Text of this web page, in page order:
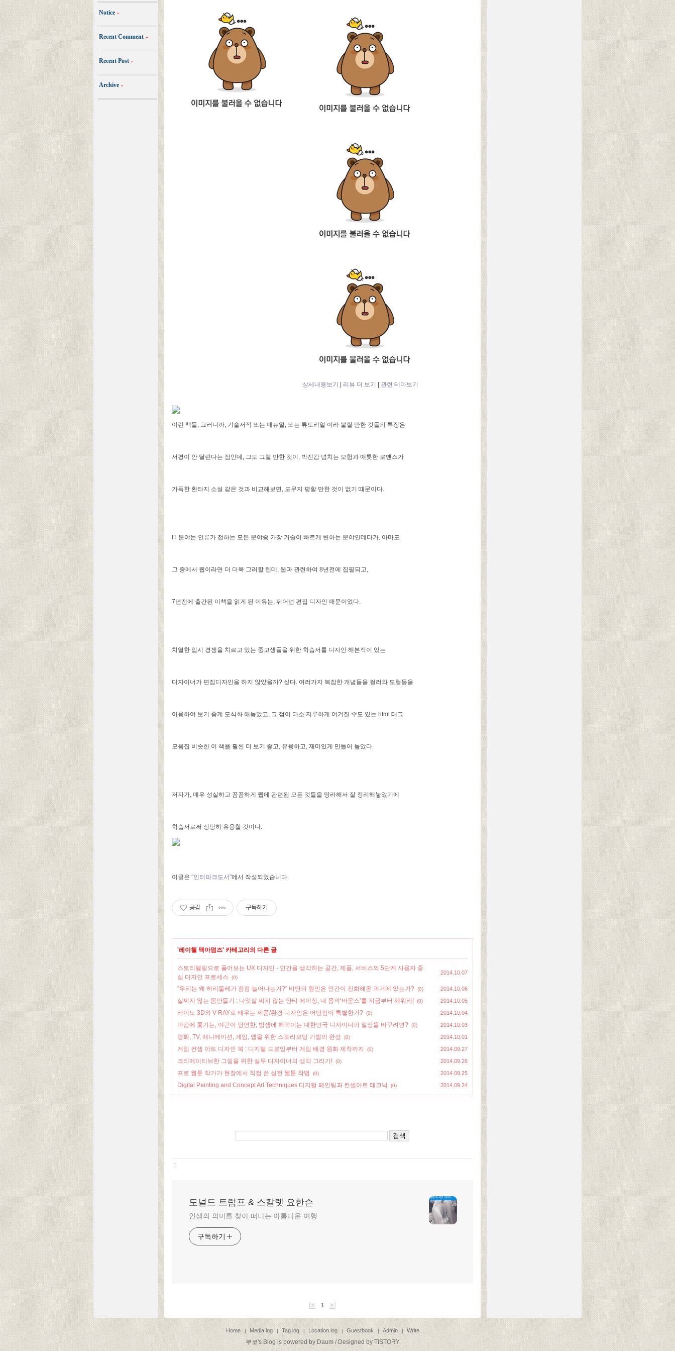
Notice »
Recent Comment »
Recent Post »
Archive »
상세내용보기 리뷰 더 보기 관련 테마보기
이런 책들, 그러니까, 기술서적 또는 매뉴얼, 또는 튜토리얼 이라 불릴 만한 것들의 특징은
서평이 안 달린다는 점인데, 그도 그럴 만한 것이, 박진감 넘치는 모험과 애틋한 로맨스가
가득한 환타지 소설 같은 것과 비교해보면, 도무지 평할 만한 것이 없기 때문이다.
IT 분야는 인류가 접하는 모든 분야중 가장 기술이 빠르게 변하는 분야인데다가, 아마도
그 중에서 웹이라면 더 더욱 그러할 텐데, 웹과 관련하여 8년전에 집필되고,
7년전에 출간된 이책을 읽게 된 이유는, 뛰어넌 편집 디자인 때문이었다.
치열한 입시 경쟁을 치르고 있는 중고생들을 위한 학습서를 디자인 해본적이 있는
디자이너가 편집디자인을 하지 않았을까? 싶다. 여러가지 복잡한 개념들을 컬러와 도형등을
이용하여 보기 좋게 도식화 해놓았고, 그 점이 다소 지루하게 여겨질 수도 있는 html 태그
모음집 비슷한 이 책을 훨씬 더 보기 좋고, 유용하고, 재미있게 만들어 놓았다.
저자가, 매우 성실하고 꼼꼼하게 웹에 관련된 모든 것들을 망라해서 잘 정리해놓았기에
학습서로써 상당히 유용할 것이다.
이글은 "인터파크도서"에서 작성되었습니다.
공감 구독하기
'레이첼 맥아덤즈' 카테고리의 다른 글
스토리텔링으로 풀어보는 UX 디자인 - 인간을 생각하는 공간, 제품, 서비스의 5단계 사용자 중
심 디자인 프로세스
(0)
2014.10.07
"우리는 왜 허리둘레가 점점 늘어나는가?" 비만의 원인은 인간이 진화해온 과거에 있는가? (0) 2014.10.06
살찌지 않는 몸만들기 : 나잇살 찌지 않는 안티 에이징, 내 몸의‘바운스’를 지금부터 깨워라! (0) 2014.10.05
라이노 3D와 V-RAY로 배우는 제품/환경 디자인은 어떤점이 특별한가? (0) 2014.10.04
마감에 쫓기는, 야근이 당연한, 밤샘에 허덕이는 대한민국 디자이너의 일상을 바꾸려면? (0) 2014.10.03
영화, TV, 애니메이션, 게임, 앱을 위한 스토리보딩 기법의 완성 (0) 2014.10.01
게임 컨셉 아트 디자인 북 : 디지털 드로잉부터 게임 배경 원화 제작까지 (0) 2014.09.27
크리에이티브한 그림을 위한 실무 디자이너의 생각 그리기! (0) 2014.09.26
프로 웹툰 작가가 현장에서 직접 쓴 실전 웹툰 작법 (0) 2014.09.25
Digital Painting and Concept Art Techniques 디지털 페인팅과 컨셉아트 테크닉 (0) 2014.09.24
:
도널드 트럼프 & 스칼렛 요한슨
인생의 의미를 찾아 떠나는 아름다운 여행
구독하기
1
Home | Media log | Tag log | Location log | Guestbook | Admin | Write
부코's Blog is powered by Daum/ Designed byTISTORY